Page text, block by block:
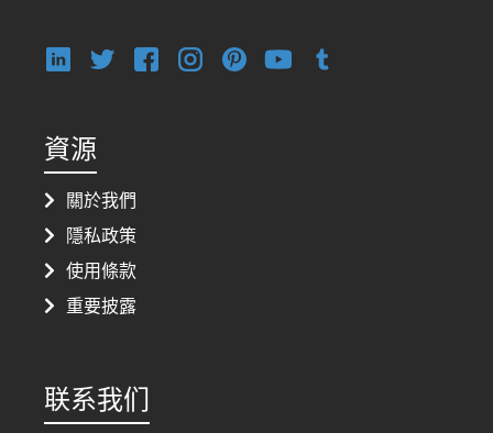
資源
關於我們
隱私政策
使用條款
重要披露
联系我们